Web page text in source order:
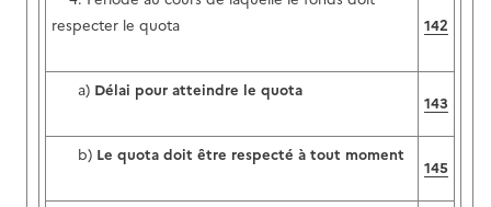
respecter le quota
142
a) Délai pour atteindre le quota
143
b) Le quota doit être respecté à tout moment
145